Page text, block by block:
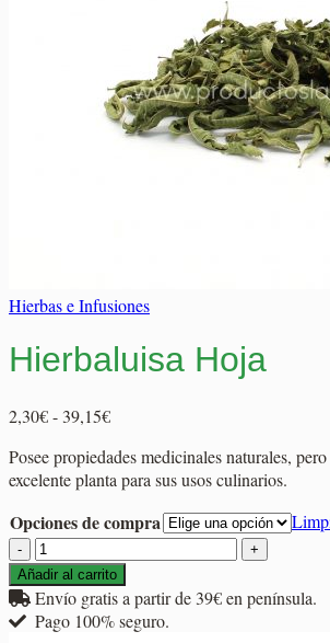
No hay productos en el carrito.
No hay productos en el carrito.
Elaborados Cárnicos
Salsas y Siropes
Hierbas e Infusiones
Hierbaluisa Hoja
2,30€- 39,15€Rango
precios:
desde
hasta
Posee propiedades medicinales naturales,
excelente planta para sus usos culinarios.
Opciones de compra
Hierbaluisa
Hoja
cantidad
Añadir al carrito
Envío gratis a partir de 39€ en península.
Pago 100% seguro.